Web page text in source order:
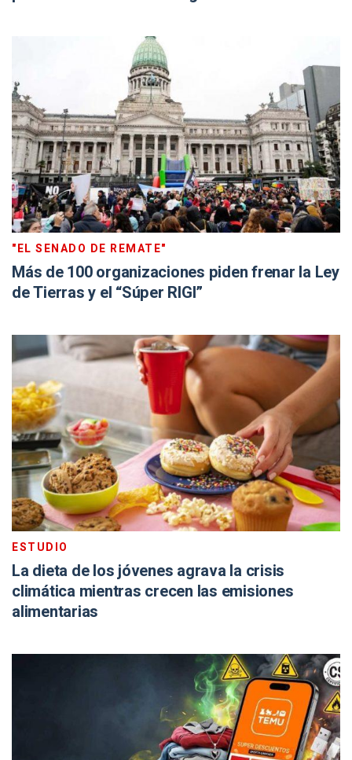
"EL SENADO DE REMATE"
Más de 100 organizaciones piden frenar la Ley
de Tierras y el “Súper RIGI”
ESTUDIO
La dieta de los jóvenes agrava la crisis
climática mientras crecen las emisiones
alimentarias